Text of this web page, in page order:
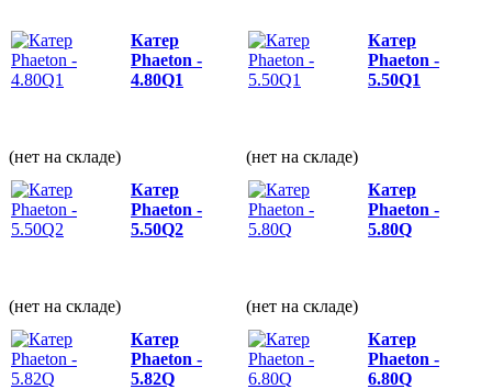
Катер
Phaeton -
4.80Q1
(нет на складе)
Катер
Phaeton -
5.50Q1
(нет на складе)
Катер
Phaeton -
5.50Q2
(нет на складе)
Катер
Phaeton -
5.80Q
(нет на складе)
Катер
Phaeton -
5.82Q
Катер
Phaeton -
6.80Q